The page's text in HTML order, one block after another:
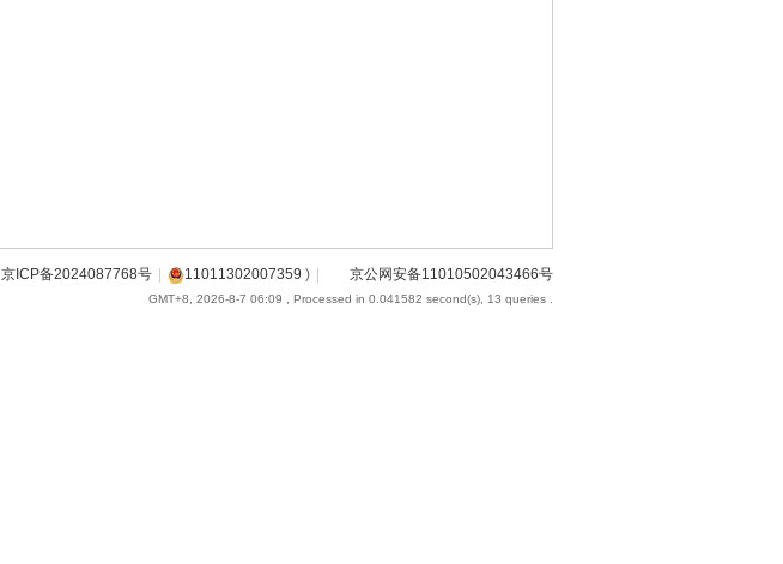
京ICP备2024087768号 | 11011302007359 ) | 京公网安备11010502043466号
GMT+8, 2026-8-7 06:09 , Processed in 0.041582 second(s), 13 queries .